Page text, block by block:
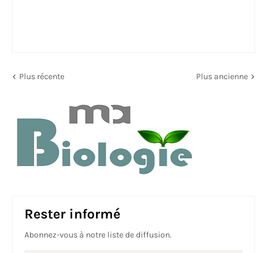
Plus récente Plus ancienne
Rester informé
Abonnez-vous à notre liste de diffusion.